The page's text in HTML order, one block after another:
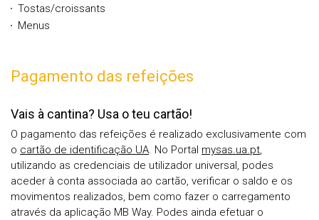
Tostas/croissants
Menus
Pagamento das refeições
Vais à cantina? Usa o teu cartão!
O pagamento das refeições é realizado exclusivamente com
o cartão de identificação UA. No Portal mysas.ua.pt,
utilizando as credenciais de utilizador universal, podes
aceder à conta associada ao cartão, verificar o saldo e os
movimentos realizados, bem como fazer o carregamento
através da aplicação MB Way. Podes ainda efetuar o